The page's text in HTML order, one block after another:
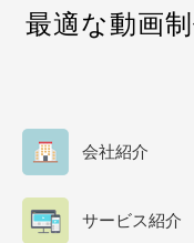
最適な動画
会社紹介
サービス紹介